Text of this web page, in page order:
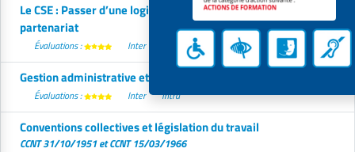
Le CSE : Passer d’une logique d’instance à une culture du
partenariat
Évaluations : Inter
Gestion administrative et sociale du personnel
Évaluations : Inter Intra
Conventions collectives et législation du travail
CCNT 31/10/1951 et CCNT 15/03/1966